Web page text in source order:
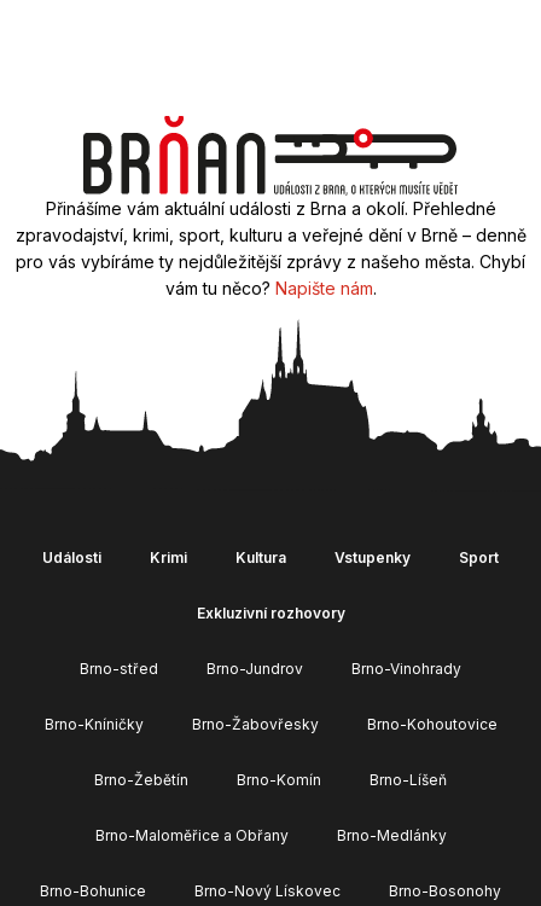
Přinášíme vám aktuální události z Brna a okolí. Přehledné
zpravodajství, krimi, sport, kulturu a veřejné dění v Brně – denně
pro vás vybíráme ty nejdůležitější zprávy z našeho města. Chybí
vám tu něco? Napište nám.
Události Krimi Kultura Vstupenky Sport
Exkluzivní rozhovory
Brno-střed Brno-Jundrov Brno-Vinohrady
Brno-Kníničky Brno-Žabovřesky Brno-Kohoutovice
Brno-Žebětín Brno-Komín Brno-Líšeň
Brno-Maloměřice a Obřany Brno-Medlánky
Brno-Bohunice Brno-Nový Lískovec Brno-Bosonohy